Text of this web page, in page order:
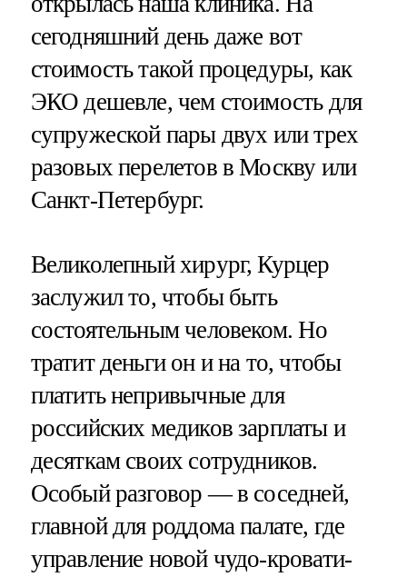
сегодняшний день даже вот
стоимость такой процедуры, как
ЭКО дешевле, чем стоимость для
супружеской пары двух или трех
разовых перелетов в Москву или
Санкт-Петербург.
Великолепный хирург, Курцер
заслужил то, чтобы быть
состоятельным человеком. Но
тратит деньги он и на то, чтобы
платить непривычные для
российских медиков зарплаты и
десяткам своих сотрудников.
Особый разговор — в соседней,
главной для роддома палате, где
управление новой чудо-кровати-